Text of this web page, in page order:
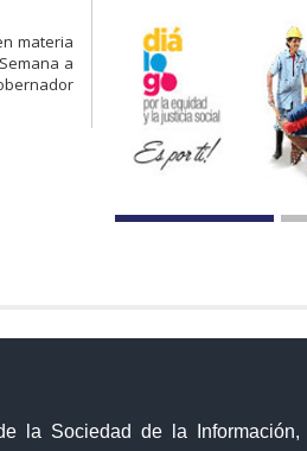
la Sociedad de la Información,
materia
a